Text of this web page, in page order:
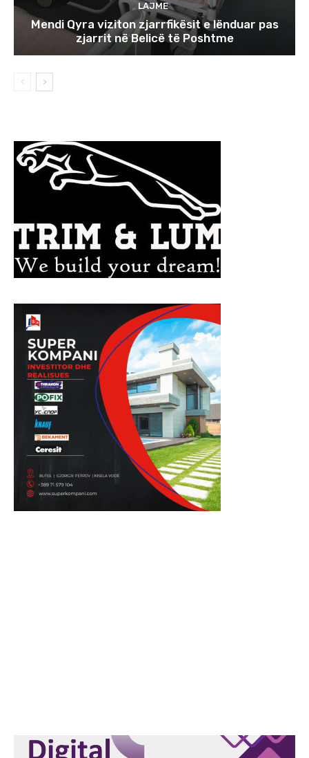
LAJME
Mendi Qyra viziton zjarrfikësit e lënduar pas
zjarrit në Belicë të Poshtme